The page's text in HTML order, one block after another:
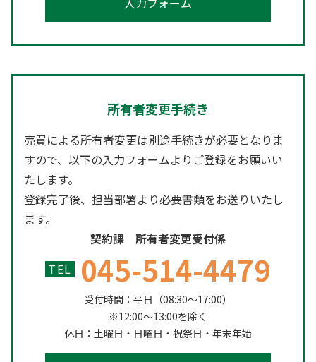
所有者変更手続き
売買による所有者変更は別途手続きが必要となりま
すので、以下の入力フォームよりご登録をお願いい
たします。
登録完了後、担当部署より必要書類をお送りいたし
ます。
契約課 所有者変更受付係
TEL
045-514-4479
受付時間：平日（08:30～17:00）
※12:00～13:00を除く
休日：土曜日・日曜日・祝祭日・年末年始